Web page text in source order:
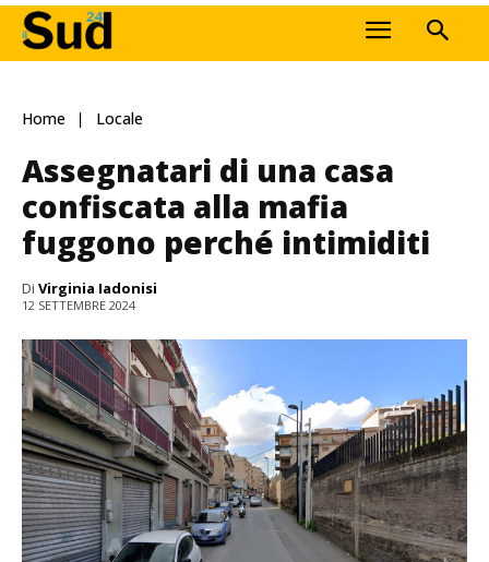
Home Locale
Assegnatari di una casa
confiscata alla mafia
fuggono perché intimiditi
Di Virginia Iadonisi
12 SETTEMBRE 2024